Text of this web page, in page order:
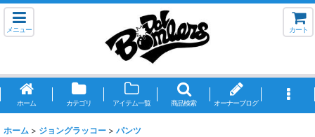
メニュー カート
ホーム カテゴリ アイテム一覧 商品検索 オーナーブログ
ホーム > ジョングラッコー > パンツ